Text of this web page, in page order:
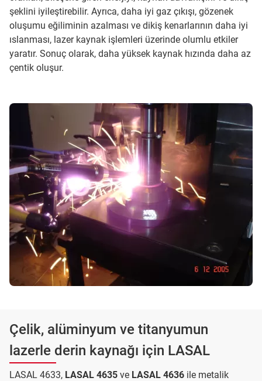
şeklini iyileştirebilir. Ayrıca, daha iyi gaz çıkışı, gözenek
oluşumu eğiliminin azalması ve dikiş kenarlarının daha iyi
ıslanması, lazer kaynak işlemleri üzerinde olumlu etkiler
yaratır. Sonuç olarak, daha yüksek kaynak hızında daha az
çentik oluşur.
Çelik, alüminyum ve titanyumun
lazerle derin kaynağı için LASAL
LASAL 4633, LASAL 4635 ve LASAL 4636 ile metalik